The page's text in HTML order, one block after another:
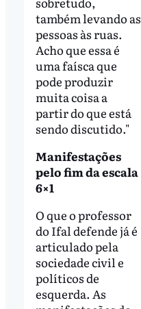
também levando as
pessoas às ruas.
Acho que essa é
uma faísca que
pode produzir
muita coisa a
partir do que está
sendo discutido."
Manifestações
pelo fim da escala
6×1
O que o professor
do Ifal defende já é
articulado pela
sociedade civil e
políticos de
esquerda. As